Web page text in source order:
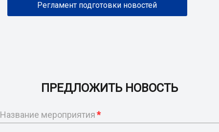
Регламент подготовки новостей
ПРЕДЛОЖИТЬ НОВОСТЬ
Название мероприятия*